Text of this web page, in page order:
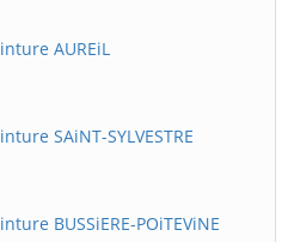
AUREiL
SAiNT-SYLVESTRE
BUSSiERE-POiTEViNE